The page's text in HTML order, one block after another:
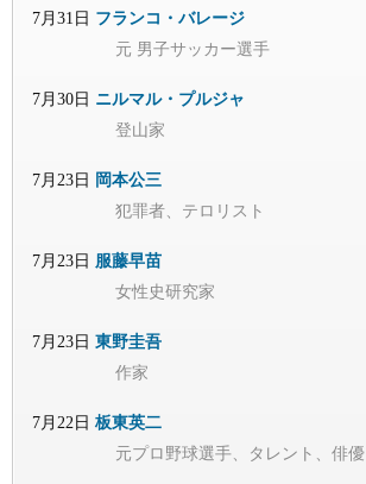
7月31日 フランコ・バレージ
元 男子サッカー選手
7月30日 ニルマル・プルジャ
登山家
7月23日 岡本公三
犯罪者、テロリスト
7月23日 服藤早苗
女性史研究家
7月23日 東野圭吾
作家
7月22日 板東英二
元プロ野球選手、タレント、俳優